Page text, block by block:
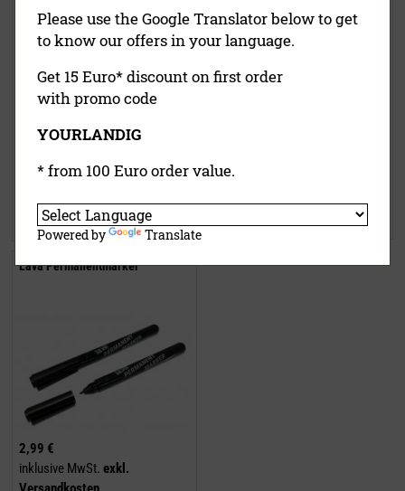
319,00 €
Versandkosten
Jetzt kaufen
inklusive MwSt.
Lava Permanentmarker
2,99 €
inklusive MwSt. exkl.
Please use the Google Translator below to get
to know our offers in your language.
Get 15 Euro* discount on first order
with promo code
YOURLANDIG
* from 100 Euro order value.
Powered by Translate